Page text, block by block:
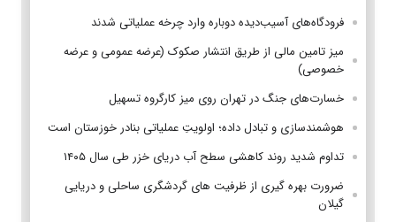
فرودگاه‌های آسیب‌دیده دوباره وارد چرخه عملیاتی شدند
میز تامین مالی از طریق انتشار صکوک (عرضه عمومی و عرضه
خصوصی)
خسارت‌های جنگ در تهران روی میز کارگروه تسهیل
هوشمندسازی و تبادل داده؛ اولویتِ عملیاتی بنادر خوزستان است
تداوم شدید روند کاهشی سطح آب دریای خزر طی سال ۱۴۰۵
ضرورت بهره گیری از ظرفیت های گردشگری ساحلی و دریایی
گیلان